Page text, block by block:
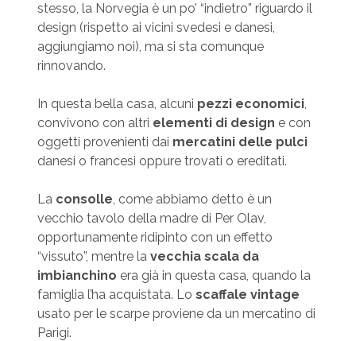
stesso, la Norvegia è un po’ “indietro” riguardo il
design (rispetto ai vicini svedesi e danesi,
aggiungiamo noi), ma si sta comunque
rinnovando.
In questa bella casa, alcuni pezzi economici,
convivono con altri elementi di design e con
oggetti provenienti dai mercatinidelle pulci
danesi o francesi oppure trovati o ereditati.
La consolle , come abbiamo detto è un
vecchio tavolo della madre di Per Olav,
opportunamente ridipinto con un effetto
“vissuto”, mentre la vecchia scala da
imbianchino era già in questa casa, quando la
famiglia l’ha acquistata. Lo scaffale vintage
usato per le scarpe proviene da un mercatino di
Parigi.